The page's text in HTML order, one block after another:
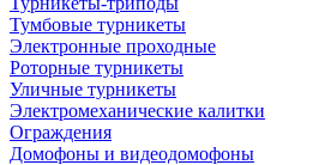
Тумбовые турникеты
Электронные проходные
Роторные турникеты
Уличные турникеты
Электромеханические калитки
Ограждения
Домофоны и видеодомофоны